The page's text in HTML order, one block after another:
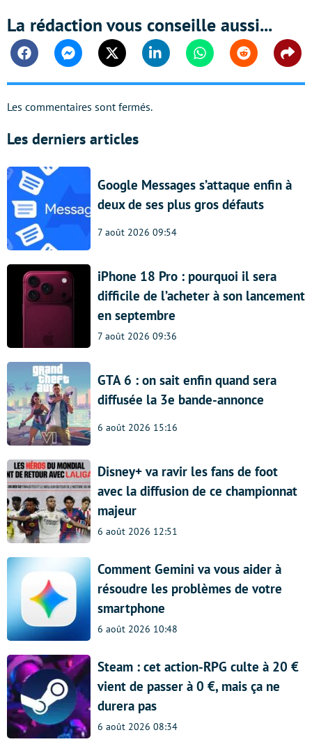
La rédaction vous conseille aussi...
FacebookMessengerTwitter Linkedin WhatsappReddit
Les commentaires sont fermés.
Les derniers articles
Google Messages s’attaque enfin à
deux de ses plus gros défauts
7 août 2026 09:54
iPhone 18 Pro : pourquoi il sera
difficile de l’acheter à son lancement
en septembre
7 août 2026 09:36
GTA 6 : on sait enfin quand sera
diffusée la 3e bande-annonce
6 août 2026 15:16
Disney+ va ravir les fans de foot
avec la diffusion de ce championnat
majeur
6 août 2026 12:51
Comment Gemini va vous aider à
résoudre les problèmes de votre
smartphone
6 août 2026 10:48
Steam : cet action-RPG culte à 20 €
vient de passer à 0 €, mais ça ne
durera pas
6 août 2026 08:34